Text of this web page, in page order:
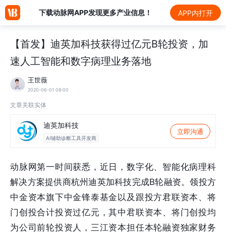
下载动脉网APP发现更多产业信息！ APP内打开
【首发】迪英加科技获得过亿元B轮投资，加
速人工智能和数字病理业务落地
王世薇
2020-06-01 08:00
文章关联实体
迪英加科技
AI辅助诊断工具开发商
立即沟通
动脉网第一时间获悉，近日，数字化、智能化病理科
解决方案提供商杭州迪英加科技完成B轮融资。领投方
中金资本旗下中金锋泰基金以及跟投方君联资本、将
门创投合计投资过亿元，其中君联资本、将门创投均
为公司前轮投资人，三江资本担任本轮融资独家财务